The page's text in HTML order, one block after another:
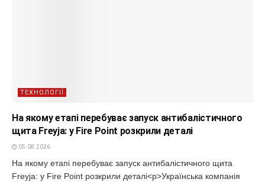
ТЕХНОЛОГІЇ
На якому етапі перебуває запуск антибалістичного
щита Freyja: у Fire Point розкрили деталі
05.08.2026
На якому етапі перебуває запуск антибалістичного щита
Freyja: у Fire Point розкрили деталі<p>Українська компанія